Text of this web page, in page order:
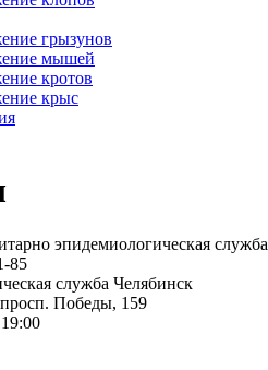
грызунов
мышей
кротов
крыс
эпидемиологическая
85
служба Челябинск
Победы, 159